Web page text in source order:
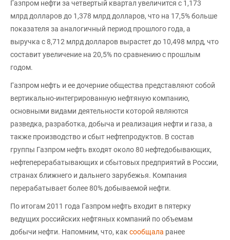
Газпром нефти за четвертый квартал увеличится с 1,173
млрд долларов до 1,378 млрд долларов, что на 17,5% больше
показателя за аналогичный период прошлого года, а
выручка с 8,712 млрд долларов вырастет до 10,498 млрд, что
составит увеличение на 20,5% по сравнению с прошлым
годом.
Газпром нефть и ее дочерние общества представляют собой
вертикально-интегрированную нефтяную компанию,
основными видами деятельности которой являются
разведка, разработка, добыча и реализация нефти и газа, а
также производство и сбыт нефтепродуктов. В состав
группы Газпром нефть входят около 80 нефтедобывающих,
нефтеперерабатывающих и сбытовых предприятий в России,
странах ближнего и дальнего зарубежья. Компания
перерабатывает более 80% добываемой нефти.
По итогам 2011 года Газпром нефть входит в пятерку
ведущих российских нефтяных компаний по объемам
добычи нефти. Напомним, что, как сообщала ранее